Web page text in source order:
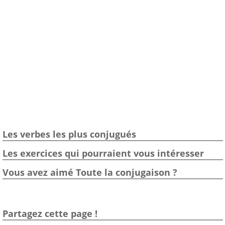
Les verbes les plus conjugués
Les exercices qui pourraient vous intéresser
Vous avez aimé Toute la conjugaison ?
Partagez cette page !